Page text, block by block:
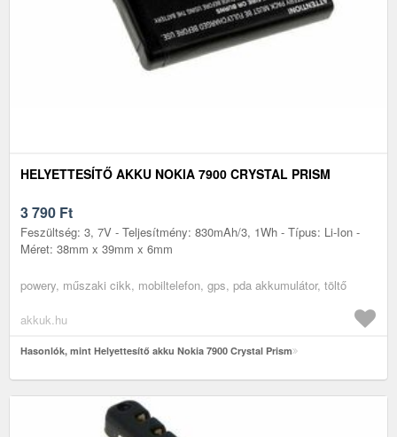
HELYETTESÍTŐ AKKU NOKIA 7900 CRYSTAL PRISM
3 790 Ft
Feszültség: 3, 7V - Teljesítmény: 830mAh/3, 1Wh - Típus: Li-Ion -
Méret: 38mm x 39mm x 6mm
powery, műszaki cikk, mobiltelefon, gps, pda akkumulátor, töltő
akkuk.hu
Hasonlók, mint Helyettesítő akku Nokia 7900 Crystal Prism